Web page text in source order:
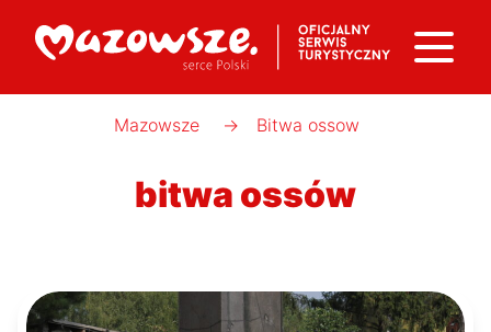
Mazowsze → Bitwa ossow
bitwa ossów